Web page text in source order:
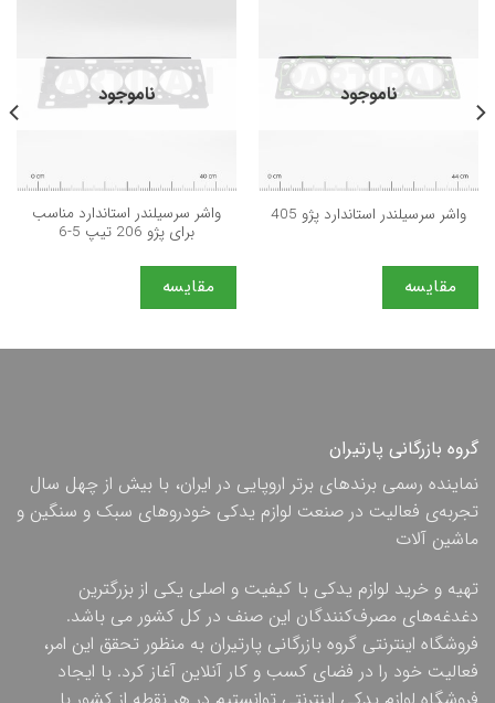
ناموجود
واشر سرسیلندر استاندارد پژو 405
مقایسه
ناموجود
واشر سرسيلندر استاندارد مناسب
برای پژو 206 تیپ 5-6
مقایسه
گروه بازرگانی پارتیران
نماینده رسمی برندهای برتر اروپایی در ایران، با بیش از چهل سال
تجربه‌ی فعالیت در صنعت لوازم یدکی خودروهای سبک و سنگین و
ماشین آلات
تهیه و خرید لوازم یدکی با کیفیت و اصلی یکی از بزرگترین
دغدغه‌های مصرف‌کنندگان این صنف در کل کشور می باشد.
فروشگاه اینترنتی گروه بازرگانی پارتیران به منظور تحقق این امر،
فعالیت خود را در فضای کسب و کار آنلاین آغاز کرد. با ایجاد